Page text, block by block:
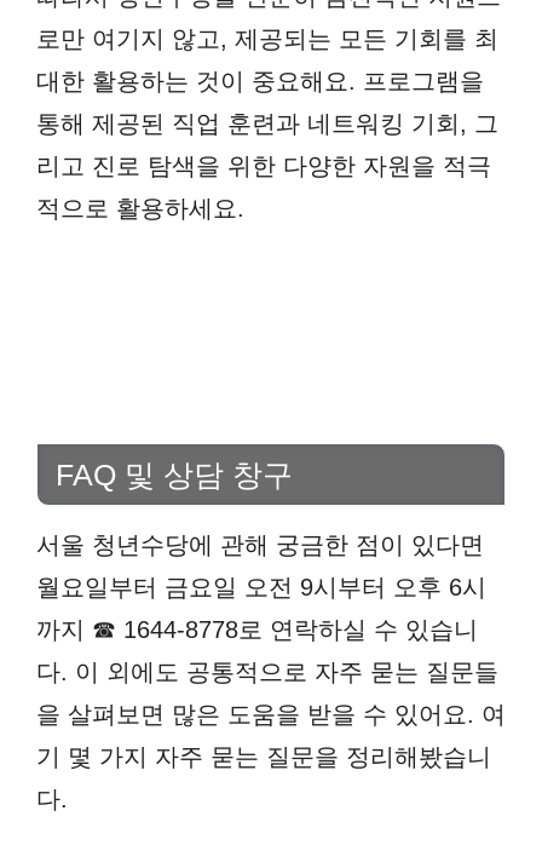
로만 여기지 않고, 제공되는 모든 기회를 최
대한 활용하는 것이 중요해요. 프로그램을
통해 제공된 직업 훈련과 네트워킹 기회, 그
리고 진로 탐색을 위한 다양한 자원을 적극
적으로 활용하세요.
FAQ 및 상담 창구
서울 청년수당에 관해 궁금한 점이 있다면
월요일부터 금요일 오전 9시부터 오후 6시
까지 ☎ 1644-8778로 연락하실 수 있습니
다. 이 외에도 공통적으로 자주 묻는 질문들
을 살펴보면 많은 도움을 받을 수 있어요. 여
기 몇 가지 자주 묻는 질문을 정리해봤습니
다.